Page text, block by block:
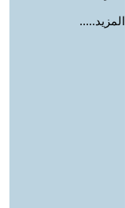
المزيد.....